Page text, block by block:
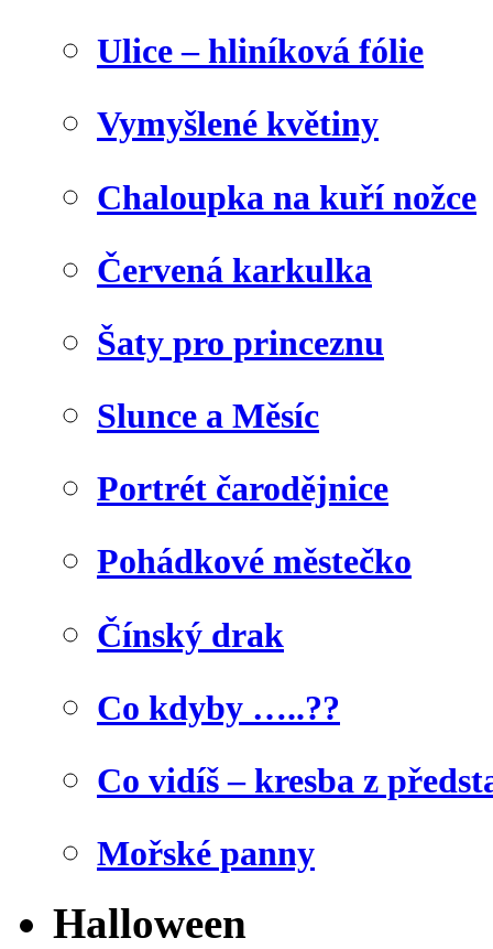
Ulice – hliníková fólie
Vymyšlené květiny
Chaloupka na kuří nožce
Červená karkulka
Šaty pro princeznu
Slunce a Měsíc
Portrét čarodějnice
Pohádkové městečko
Čínský drak
Co kdyby …..??
Co vidíš – kresba z
Mořské panny
Halloween